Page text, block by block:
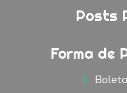
Posts
Forma de